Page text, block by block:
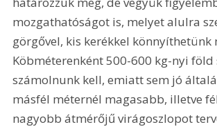
mozgathatóságot is, melyet alulra
görgővel, kis kerékkel könnyíthetünk
Köbméterenként 500-600 kg-nyi föld
számolnunk kell, emiatt sem jó
másfél méternél magasabb, illetve
nagyobb átmérőjű virágoszlopot